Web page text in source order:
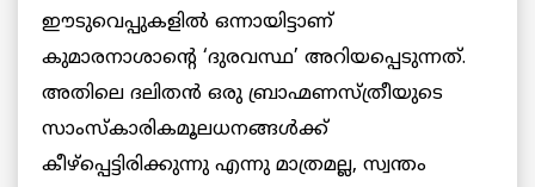
ഈടുവെപ്പുകളില്‍ ഒന്നായിട്ടാണ്
കുമാരനാശാന്റെ ‘ദുരവസ്ഥ’ അറിയപ്പെടുന്നത്.
അതിലെ ദലിതന്‍ ഒരു ബ്രാഹ്മണസ്ത്രീയുടെ
സാംസ്‌കാരികമൂലധനങ്ങള്‍ക്ക്
കീഴ്‌പ്പെട്ടിരിക്കുന്നു എന്നു മാത്രമല്ല, സ്വന്തം